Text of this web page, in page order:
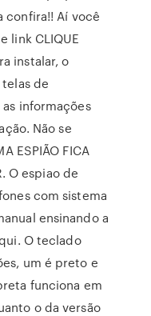
confira!! Aí você
link CLIQUE
instalar, o
de
informações
Não se
ESPIÃO FICA
O espiao de
com sistema
ensinando a
O teclado
um é preto e
funciona em
o da versão